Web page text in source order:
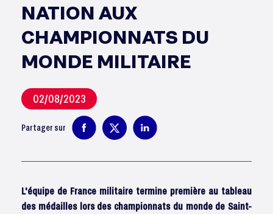
NATION AUX
CHAMPIONNATS DU
MONDE MILITAIRE
02/08/2023
Partager sur
L'équipe de France militaire termine première au tableau
des médailles lors des championnats du monde de Saint-